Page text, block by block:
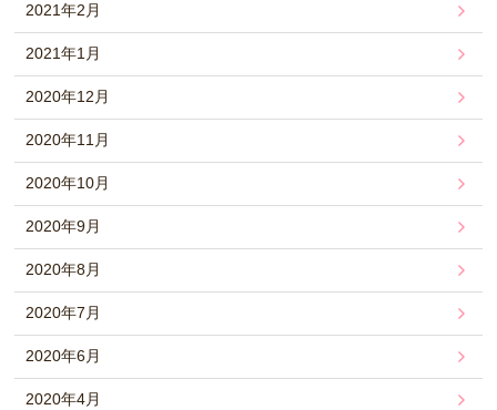
2021年2月
2021年1月
2020年12月
2020年11月
2020年10月
2020年9月
2020年8月
2020年7月
2020年6月
2020年4月